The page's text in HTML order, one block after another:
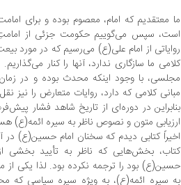
ما معتقدیم که امام، معصوم بوده و برای
است، سپس می‌گوییم حکومت جزئی از
روایاتی از امام علی(ع) می‌رسیم که در مورد
کلامی ما سازگاری ندارد، آنها را کنار
مجلسی، با وجود اینکه محدث بوده و در
مبانی کلامی که دارد، روایات متعارض را نیز
بنابراین در دوره‌ای از تاریخ شاهد فشار
ارزیابی متون و نصوص ناظر به سیره ائمه(ع)
اخیراً کتابی دیدم که سخنان امام حسین(ع)
کتاب، بخش‌هایی که ناظر به تأیید بخشی
حسین(ع) بود را ترجمه نکرده بود. لذا یکی
به سیره ائمه(ع)، به ویژه سیره سیاسی که